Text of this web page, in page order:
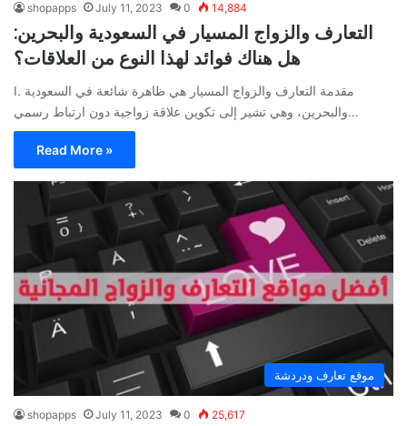
shopapps July 11, 2023 0 14,884
التعارف والزواج المسيار في السعودية والبحرين:
هل هناك فوائد لهذا النوع من العلاقات؟
I. مقدمة التعارف والزواج المسيار هي ظاهرة شائعة في السعودية
والبحرين، وهي تشير إلى تكوين علاقة زواجية دون ارتباط رسمي…
Read More »
موقع تعارف ودردشة
shopapps July 11, 2023 0 25,617